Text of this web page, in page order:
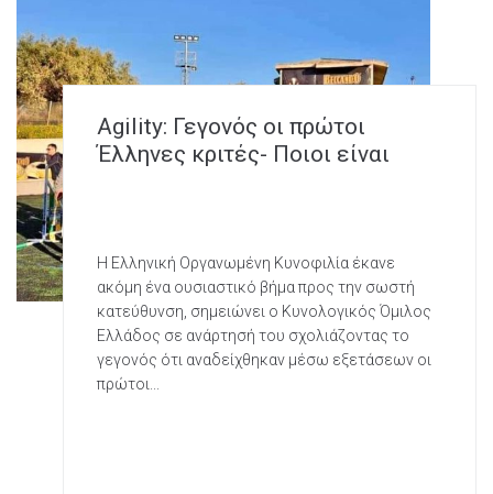
Agility: Γεγονός οι πρώτοι
Έλληνες κριτές- Ποιοι είναι
Η Ελληνική Οργανωμένη Κυνοφιλία έκανε
ακόμη ένα ουσιαστικό βήμα προς την σωστή
κατεύθυνση, σημειώνει ο Κυνολογικός Όμιλος
Ελλάδος σε ανάρτησή του σχολιάζοντας το
γεγονός ότι αναδείχθηκαν μέσω εξετάσεων οι
πρώτοι...